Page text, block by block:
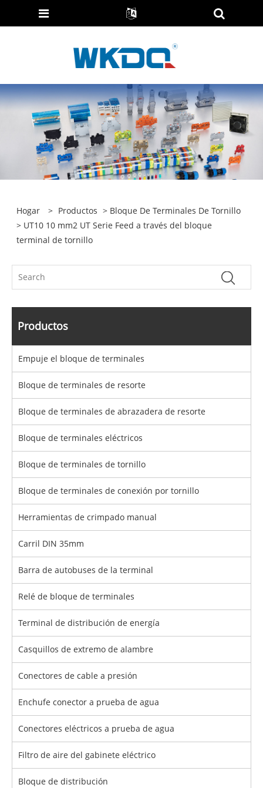
Hogar > Productos > Bloque De Terminales De Tornillo
> UT10 10 mm2 UT Serie Feed a través del bloque
terminal de tornillo
Productos
Empuje el bloque de terminales
Bloque de terminales de resorte
Bloque de terminales de abrazadera de resorte
Bloque de terminales eléctricos
Bloque de terminales de tornillo
Bloque de terminales de conexión por tornillo
Herramientas de crimpado manual
Carril DIN 35mm
Barra de autobuses de la terminal
Relé de bloque de terminales
Terminal de distribución de energía
Casquillos de extremo de alambre
Conectores de cable a presión
Enchufe conector a prueba de agua
Conectores eléctricos a prueba de agua
Filtro de aire del gabinete eléctrico
Bloque de distribución